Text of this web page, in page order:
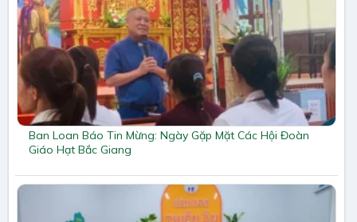
Ban Loan Báo Tin Mừng: Ngày Gặp Mặt Các Hội Đoàn
Giáo Hạt Bắc Giang